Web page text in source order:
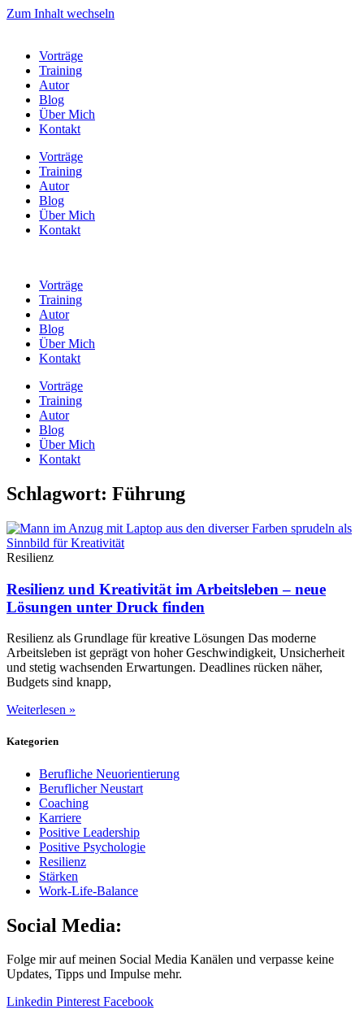
Zum Inhalt wechseln
Vorträge
Training
Autor
Blog
Über Mich
Kontakt
Vorträge
Training
Autor
Blog
Über Mich
Kontakt
Vorträge
Training
Autor
Blog
Über Mich
Kontakt
Vorträge
Training
Autor
Blog
Über Mich
Kontakt
Schlagwort: Führung
Resilienz
Resilienz und Kreativität im Arbeitsleben – neue
Lösungen unter Druck finden
Resilienz als Grundlage für kreative Lösungen Das moderne
Arbeitsleben ist geprägt von hoher Geschwindigkeit, Unsicherheit
und stetig wachsenden Erwartungen. Deadlines rücken näher,
Budgets sind knapp,
Weiterlesen »
Kategorien
Berufliche Neuorientierung
Beruflicher Neustart
Coaching
Karriere
Positive Leadership
Positive Psychologie
Resilienz
Stärken
Work-Life-Balance
Social Media:
Folge mir auf meinen Social Media Kanälen und verpasse keine
Updates, Tipps und Impulse mehr.
Linkedin Pinterest Facebook